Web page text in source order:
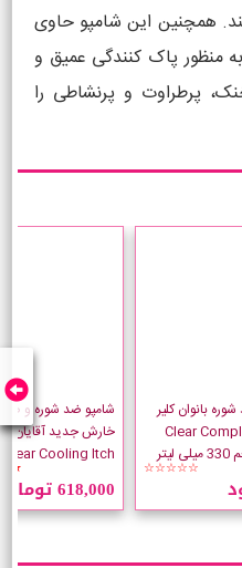
همچنین این شامپو حاوی
منظور پاک کنندگی عمیق و
پرطراوت و پرنشاطی را
بانوان کلیر
Clear
☆☆☆☆☆
شامپو ضد شوره و ضد
خارش جدید آقایان
Clear Cooling Itch
لیتر
618,000 تومان